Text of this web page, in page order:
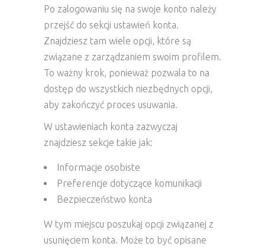
Po zalogowaniu się na swoje konto należy
przejść do sekcji ustawień konta.
Znajdziesz tam wiele opcji, które są
związane z zarządzaniem swoim profilem.
To ważny krok, ponieważ pozwala to na
dostęp do wszystkich niezbędnych opcji,
aby zakończyć proces usuwania.
W ustawieniach konta zazwyczaj
znajdziesz sekcje takie jak:
Informacje osobiste
Preferencje dotyczące komunikacji
Bezpieczeństwo konta
W tym miejscu poszukaj opcji związanej z
usunięciem konta. Może to być opisane